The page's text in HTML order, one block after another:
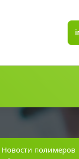
Новости полимеров